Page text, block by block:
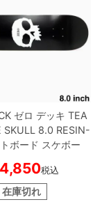
ゼロ デッキ TEA
SKULL 8.0 RESIN-
ボード スケボー
税込
在庫切れ